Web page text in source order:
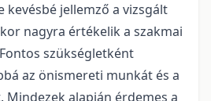
kevésbé jellemző a vizsgált
nagyra értékelik a szakmai
szükségletként
az önismereti munkát és a
Mindezek alapján érdemes a